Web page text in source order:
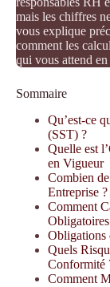
mais les chiffres
vous explique
comment les
qui vous attend
Sommaire
Qu’est-ce
(SST) ?
Quelle est
en Vigueur
Combien
Entreprise ?
Comment
Obligations
Quels
Conformité
Comment